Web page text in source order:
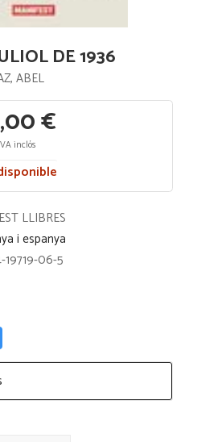
DE 1936
ABEL
€
inclós
LLIBRES
i espanya
06-5